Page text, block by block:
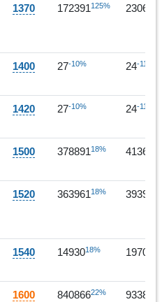
1370 172391125% 230666
1400 27-10% 24-11%
1420 27-10% 24-11%
1500 37889118% 413634
1520 36396118% 393932
1540 1493018% 19702
1600 84086622% 933881